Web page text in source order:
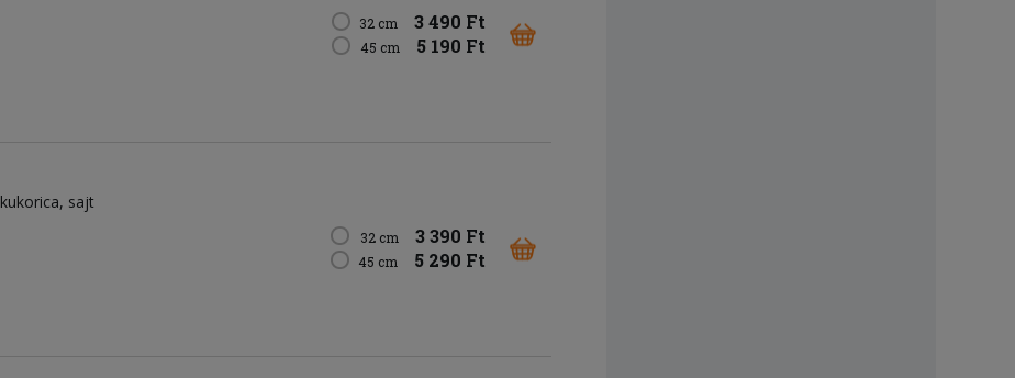
32 cm 3 490 Ft
45 cm 5 190 Ft
kukorica sajt
32 cm 3 390 Ft
45 cm 5 290 Ft